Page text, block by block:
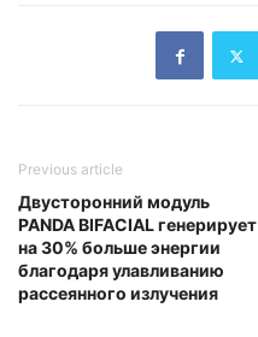
Previous article
Двусторонний модуль
PANDA BIFACIAL генерирует
на 30% больше энергии
благодаря улавливанию
рассеянного излучения